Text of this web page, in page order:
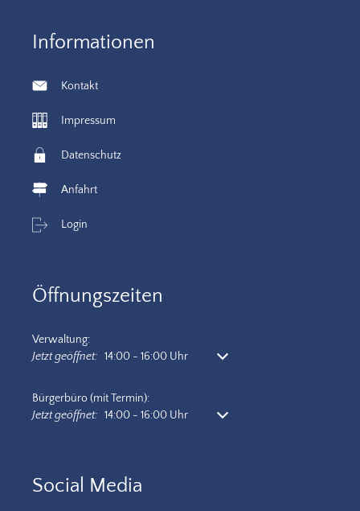
Informationen
Kontakt
Impressum
Datenschutz
Anfahrt
Login
Öffnungszeiten
Verwaltung:
Klicken, um weitere Öffnungs- oder Schließzeiten auszublenden
Jetzt geöffnet: 14:00 - 16:00 Uhr Von 14:00 bis 16:00 Uhr
Bürgerbüro (mit Termin):
Klicken, um weitere Öffnungs- oder Schließzeiten auszublenden
Jetzt geöffnet: 14:00 - 16:00 Uhr Von 14:00 bis 16:00 Uhr
Social Media